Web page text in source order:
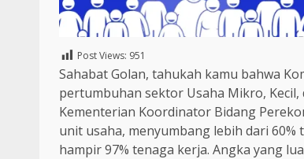
Post Views: 951
Sahabat Golan, tahukah kamu bahwa
pertumbuhan sektor Usaha Mikro,
Kementerian Koordinator Bidang
unit usaha, menyumbang lebih dari
hampir 97% tenaga kerja. Angka yang